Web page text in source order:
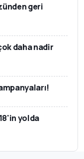
geri
daha nadir
yolda